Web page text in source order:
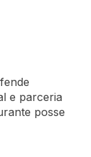
e parceria
posse